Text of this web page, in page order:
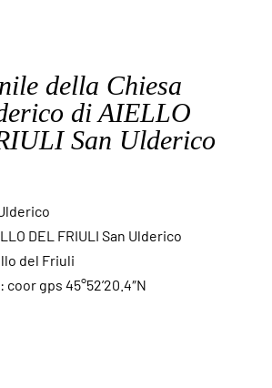
della Chiesa
di AIELLO
San Ulderico
DEL FRIULI San Ulderico
del Friuli
: coor gps 45°52’20.4″N